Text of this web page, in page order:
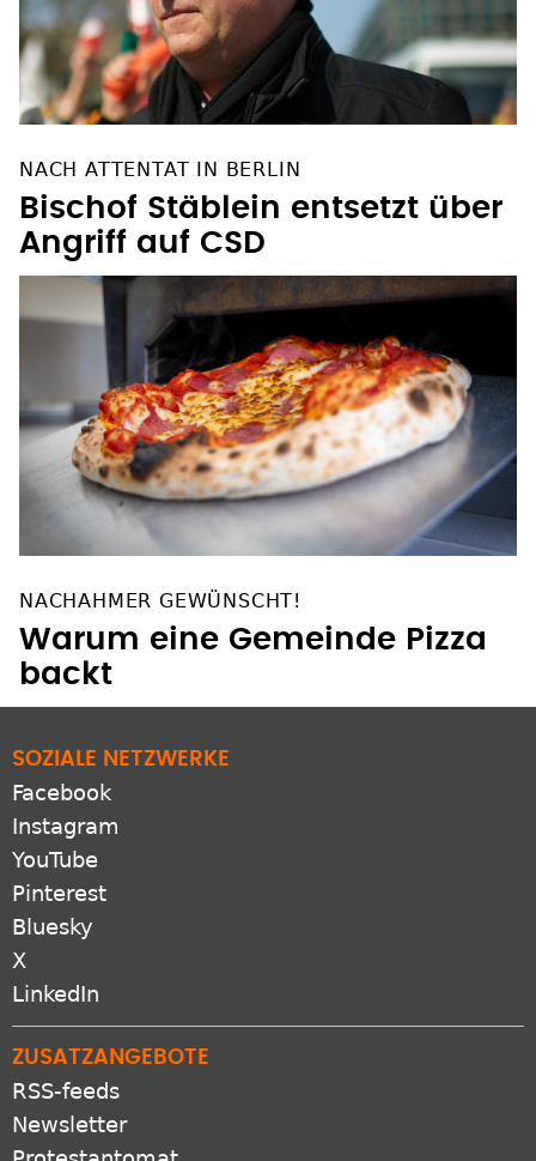
NACH ATTENTAT IN BERLIN
Bischof Stäblein entsetzt über
Angriff auf CSD
NACHAHMER GEWÜNSCHT!
Warum eine Gemeinde Pizza
backt
SOZIALE NETZWERKE
Facebook
Instagram
YouTube
Pinterest
Bluesky
X
LinkedIn
ZUSATZANGEBOTE
RSS-feeds
Newsletter